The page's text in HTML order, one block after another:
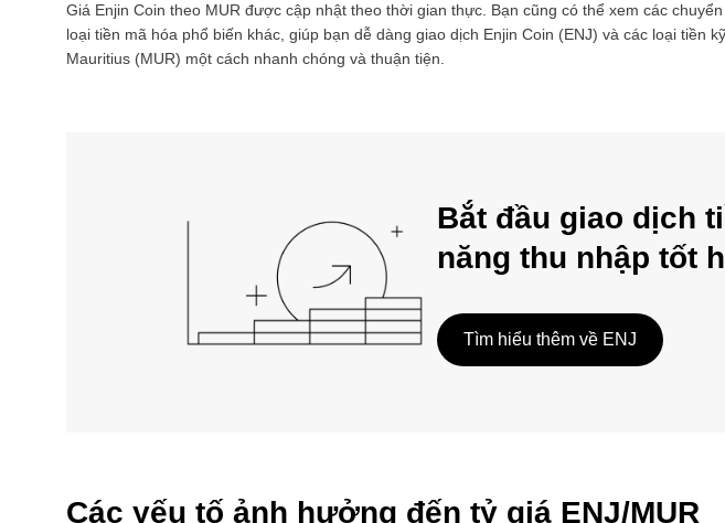
Giá Enjin Coin theo MUR được cập nhật theo thời gian thực. Bạn cũng có thể xem các
loại tiền mã hóa phổ biến khác, giúp bạn dễ dàng giao dịch Enjin Coin (ENJ) và các loại tiền
Mauritius (MUR) một cách nhanh chóng và thuận tiện.
Bắt đầu giao dịch
năng thu nhập tốt
Tìm hiểu thêm về ENJ
Các yếu tố ảnh hưởng đến tỷ giá ENJ/MUR